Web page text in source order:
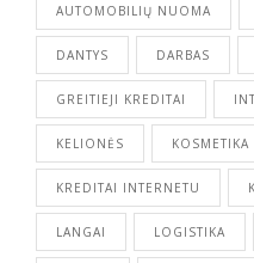
AUTOMOBILIŲ NUOMA
DANTYS DARBAS
GREITIEJI KREDITAI
KELIONĖS KOSMETIKA
KREDITAI INTERNETU
LANGAI LOGISTIKA